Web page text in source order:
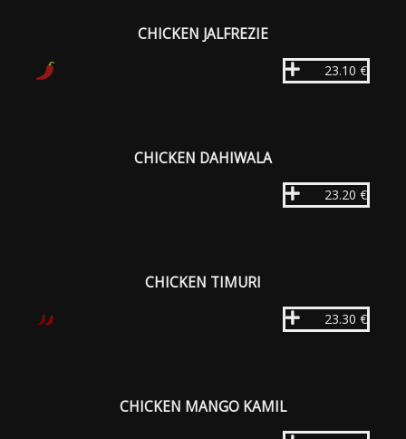
CHICKEN JALFREZIE
23.10 €
CHICKEN DAHIWALA
23.20 €
CHICKEN TIMURI
23.30 €
CHICKEN MANGO KAMIL